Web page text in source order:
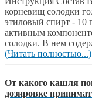
корневищ солодки
этиловый спирт - 10
активным
солодки. В нем
(Читать полностью...)
От какого кашля
дозировке